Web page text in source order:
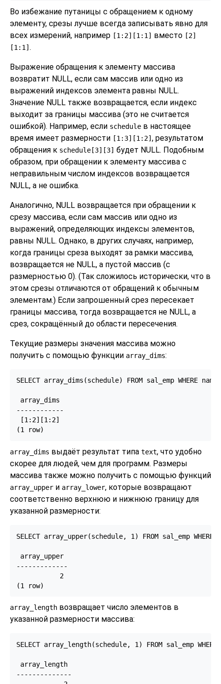
Во избежание путаницы с обращением к одному
элементу, срезы лучше всегда записывать явно для
всех измерений, например [1:2][1:1] вместо [2]
[1:1].
Выражение обращения к элементу массива
возвратит NULL, если сам массив или одно из
выражений индексов элемента равны NULL.
Значение NULL также возвращается, если индекс
выходит за границы массива (это не считается
ошибкой). Например, если schedule в настоящее
время имеет размерности [1:3][1:2], результатом
обращения к schedule[3][3] будет NULL. Подобным
образом, при обращении к элементу массива с
неправильным числом индексов возвращается
NULL, а не ошибка.
Аналогично, NULL возвращается при обращении к
срезу массива, если сам массив или одно из
выражений, определяющих индексы элементов,
равны NULL. Однако, в других случаях, например,
когда границы среза выходят за рамки массива,
возвращается не NULL, а пустой массив (с
размерностью 0). (Так сложилось исторически, что в
этом срезы отличаются от обращений к обычным
элементам.) Если запрошенный срез пересекает
границы массива, тогда возвращается не NULL, а
срез, сокращённый до области пересечения.
Текущие размеры значения массива можно
получить с помощью функции array_dims:
SELECT array_dims(schedule) FROM sal_emp WHERE
array_dims
------------
[1:2][1:2]
(1 row)
array_dims выдаёт результат типа text, что удобно
скорее для людей, чем для программ. Размеры
массива также можно получить с помощью функций
array_upper и array_lower, которые возвращают
соответственно верхнюю и нижнюю границу для
указанной размерности:
SELECT array_upper(schedule, 1) FROM sal_emp
array_upper
-------------
           2
(1 row)
array_length возвращает число элементов в
указанной размерности массива:
SELECT array_length(schedule, 1) FROM sal_emp
array_length
--------------